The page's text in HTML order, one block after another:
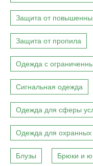
Защита от
Защита от пропила
Одежда с
Сигнальная одежда
Одежда для сферы
Одежда для охранных
Блузы Брюки и